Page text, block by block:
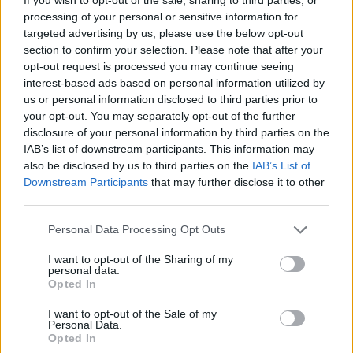
processing of your personal or sensitive information for
targeted advertising by us, please use the below opt-out
section to confirm your selection. Please note that after your
opt-out request is processed you may continue seeing
interest-based ads based on personal information utilized by
us or personal information disclosed to third parties prior to
your opt-out. You may separately opt-out of the further
disclosure of your personal information by third parties on the
IAB’s list of downstream participants. This information may
also be disclosed by us to third parties on the IAB’s List of
Downstream Participants that may further disclose it to other
Personal Data Processing Opt Outs
I want to opt-out of the Sharing of my
personal data.
Opted In
I want to opt-out of the Sale of my
Personal Data.
Opted In
approche. Cela évite que certains produits ne
deviennent impropres à la consommation.
Utiliser les restes intelligemment
Les restes peuvent être transformés en nouveaux
plats ou conservés pour être consommés plus tard.
Par exemple, un reste de légumes peut servir à
préparer une soupe ou une quiche. De même, les
fruits abîmés ou trop mûrs sont parfaits pour faire
Les astuces naturelles pour
prolonger la durée de vie des
aliments
Le vinaigre et le citron